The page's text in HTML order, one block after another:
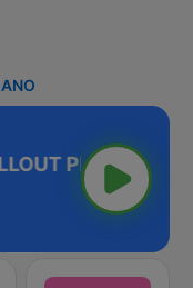
PIANO